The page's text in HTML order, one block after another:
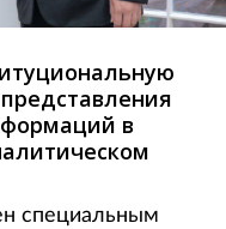
в
специальным